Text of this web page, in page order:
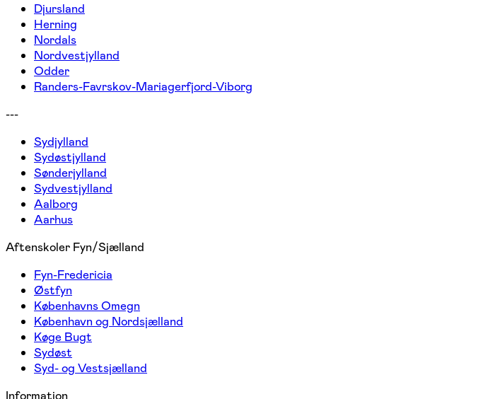
Djursland
Herning
Nordals
Nordvestjylland
Odder
Randers-Favrskov-Mariagerfjord-Viborg
---
Sydjylland
Sydøstjylland
Sønderjylland
Sydvestjylland
Aalborg
Aarhus
Aftenskoler Fyn/Sjælland
Fyn-Fredericia
Østfyn
Københavns Omegn
København og Nordsjælland
Køge Bugt
Sydøst
Syd- og Vestsjælland
Information